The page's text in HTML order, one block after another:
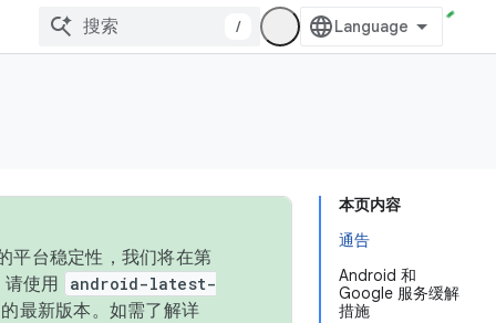
/
本页内容
通告
Android 和
Google 服务缓解
措施
平台稳定性，我们将在第
使用
android-latest-
最新版本。如需了解详